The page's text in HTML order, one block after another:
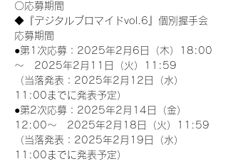
〇応募期間
◆『デジタルブロマイドvol.6』個別握手会
応募期間
●第1次応募：2025年2月6日（木）18:00
～　2025年2月11日（火）11:59
（当落発表：2025年2月12日（水）
11:00までに発表予定）
●第2次応募：2025年2月14日（金）
12:00～　2025年2月18日（火）11:59
（当落発表：2025年2月19日（水）
11:00までに発表予定）